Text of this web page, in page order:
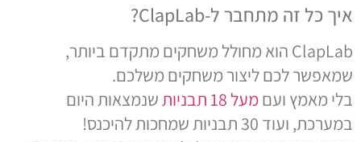
איך כל זה מתחבר ל-ClapLab?
ClapLab הוא מחולל משחקים מתקדם ביותר,
שמאפשר לכם ליצור משחקים משלכם.
בלי מאמץ ועםמעל 18 תבניות
שנמצאות היום
במערכת, ועוד 30 תבניות שמחכות להיכנס!